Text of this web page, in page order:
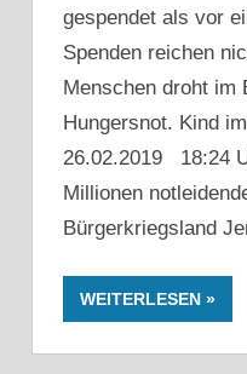
gespendet als vor
Spenden reichen
Menschen droht im
Hungersnot. Kind
26.02.2019 18:24
Millionen
Bürgerkriegsland
WEITERLESEN